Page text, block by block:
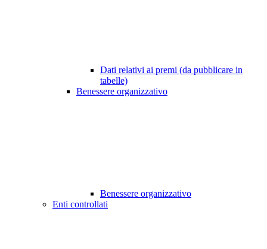
Dati relativi ai premi (da pubblicare in
tabelle)
Benessere organizzativo
Benessere organizzativo
Enti controllati